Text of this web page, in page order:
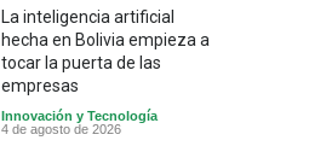
La inteligencia artificial
hecha en Bolivia empieza a
tocar la puerta de las
empresas
Innovación y Tecnología
4 de agosto de 2026